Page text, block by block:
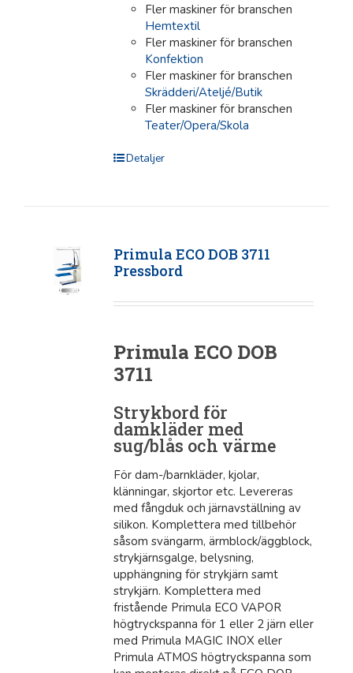
Fler maskiner för branschen
Hemtextil
Fler maskiner för branschen
Konfektion
Fler maskiner för branschen
Skrädderi/Ateljé/Butik
Fler maskiner för branschen
Teater/Opera/Skola
Detaljer
Primula ECO DOB 3711
Pressbord
Primula ECO DOB
3711
Strykbord för
damkläder med
sug/blås och värme
För dam-/barnkläder, kjolar,
klänningar, skjortor etc. Levereras
med fångduk och järnavställning av
silikon. Komplettera med tillbehör
såsom svängarm, ärmblock/äggblock,
strykjärnsgalge, belysning,
upphängning för strykjärn samt
strykjärn. Komplettera med
fristående Primula ECO VAPOR
högtryckspanna för 1 eller 2 järn eller
med Primula MAGIC INOX eller
Primula ATMOS högtryckspanna som